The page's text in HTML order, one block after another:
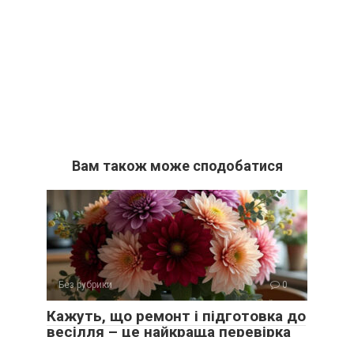
Вам також може сподобатися
Без рубрики 0
Кажуть, що ремонт і підготовка до
весілля – це найкраща перевірка